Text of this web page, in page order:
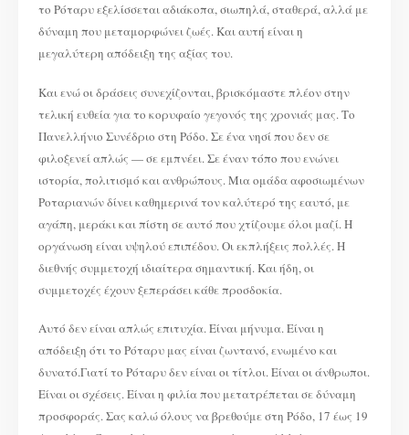
το Ρόταρυ εξελίσσεται αδιάκοπα, σιωπηλά, σταθερά, αλλά με
δύναμη που μεταμορφώνει ζωές. Και αυτή είναι η
μεγαλύτερη απόδειξη της αξίας του.
Και ενώ οι δράσεις συνεχίζονται, βρισκόμαστε πλέον στην
τελική ευθεία για το κορυφαίο γεγονός της χρονιάς μας. Το
Πανελλήνιο Συνέδριο στη Ρόδο. Σε ένα νησί που δεν σε
φιλοξενεί απλώς — σε εμπνέει. Σε έναν τόπο που ενώνει
ιστορία, πολιτισμό και ανθρώπους. Μια ομάδα αφοσιωμένων
Ροταριανών δίνει καθημερινά τον καλύτερό της εαυτό, με
αγάπη, μεράκι και πίστη σε αυτό που χτίζουμε όλοι μαζί. Η
οργάνωση είναι υψηλού επιπέδου. Οι εκπλήξεις πολλές. Η
διεθνής συμμετοχή ιδιαίτερα σημαντική. Και ήδη, οι
συμμετοχές έχουν ξεπεράσει κάθε προσδοκία.
Αυτό δεν είναι απλώς επιτυχία. Είναι μήνυμα. Είναι η
απόδειξη ότι το Ρόταρυ μας είναι ζωντανό, ενωμένο και
δυνατό.Γιατί το Ρόταρυ δεν είναι οι τίτλοι. Είναι οι άνθρωποι.
Είναι οι σχέσεις. Είναι η φιλία που μετατρέπεται σε δύναμη
προσφοράς. Σας καλώ όλους να βρεθούμε στη Ρόδο, 17 έως 19